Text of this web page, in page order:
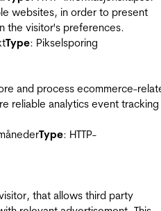
websites, in order to present
the visitor's preferences.
Type: Pikselsporing
and process ecommerce-
reliable analytics event tracking
Type: HTTP-
that allows third party